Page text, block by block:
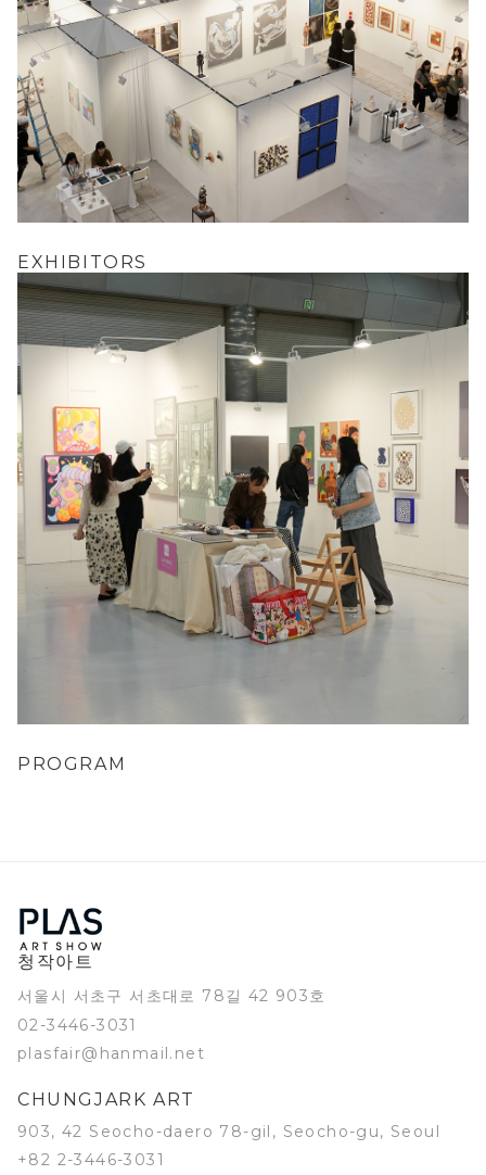
EXHIBITORS
PROGRAM
청작아트
서울시 서초구 서초대로 78길 42 903호
02-3446-3031
plasfair@hanmail.net
CHUNGJARK ART
903, 42 Seocho-daero 78-gil, Seocho-gu, Seoul
+82 2-3446-3031